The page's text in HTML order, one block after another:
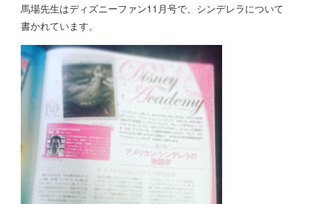
馬場先生はディズニーファン11月号で、シンデレラについて
書かれています。